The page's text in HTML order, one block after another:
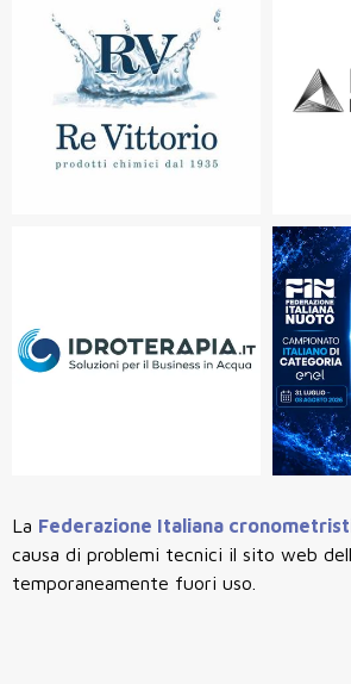
La Federazione Italiana
causa di problemi tecnici il sito web
temporaneamente fuori uso.